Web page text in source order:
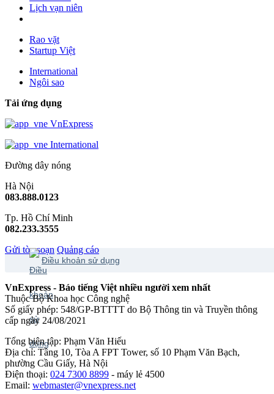
Lịch vạn niên
Rao vặt
Startup Việt
International
Ngôi sao
Tải ứng dụng
VnExpress
International
Đường dây nóng
Hà Nội
083.888.0123
Tp. Hồ Chí Minh
082.233.3555
Gửi tòa soạn Quảng cáo
Điều khoản sử dụng
VnExpress - Báo tiếng Việt nhiều người xem nhất
Thuộc Bộ Khoa học Công nghệ
Số giấy phép: 548/GP-BTTTT do Bộ Thông tin và Truyền thông
cấp ngày 24/08/2021
Tổng biên tập: Phạm Văn Hiếu
Địa chỉ: Tầng 10, Tòa A FPT Tower, số 10 Phạm Văn Bạch,
phường Cầu Giấy, Hà Nội
Điện thoại: 024 7300 8899 - máy lẻ 4500
Email: webmaster@vnexpress.net